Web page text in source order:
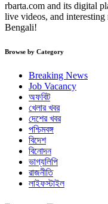
rbarta.com and its digital
live videos, and
Bengali!
Browse by Category
Breaking News
Job Vacancy
অফবিট
খেলার খবর
দেশের খবর
পশ্চিমবঙ্গ
বিদেশ
বিনোদন
ভাগ্যলিপি
রাজনীতি
লাইফস্টাইল